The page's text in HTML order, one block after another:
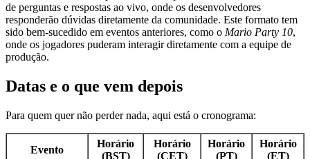
de perguntas e respostas ao vivo, onde os desenvolvedores
responderão dúvidas diretamente da comunidade. Este formato tem
sido bem-sucedido em eventos anteriores, como o Mario Party 10,
onde os jogadores puderam interagir diretamente com a equipe de
produção.
Datas e o que vem depois
Para quem quer não perder nada, aqui está o cronograma:
Evento
Horário
(BST)
Horário
(CET)
Horário
(PT)
Horário
(ET)